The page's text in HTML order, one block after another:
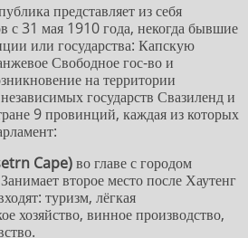
представляет из себя
с 31 мая 1910 года, некогда бывшие
или государства: Капскую
Свободное гос-во и
на территории
государств Свазиленд и
9 провинций, каждая из которых
Cape)во главе с городом
второе место после Хаутенг
туризм, лёгкая
хозяйство, винное производство,